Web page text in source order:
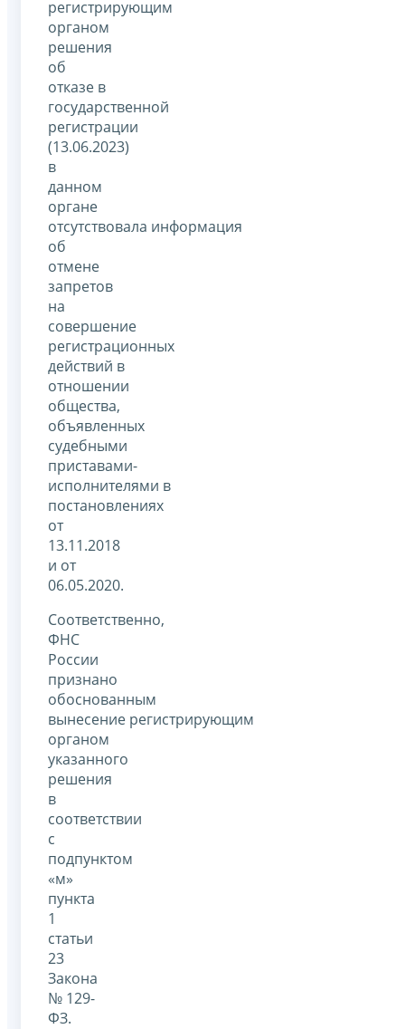
регистрирующим
органом
решения
об
отказе в
государственной
регистрации
(13.06.2023)
в
данном
органе
отсутствовала информация
об
отмене
запретов
на
совершение
регистрационных
действий в
отношении
общества,
объявленных
судебными
приставами-
исполнителями в
постановлениях
от
13.11.2018
и от
06.05.2020.
Соответственно,
ФНС
России
признано
обоснованным
вынесение регистрирующим
органом
указанного
решения
в
соответствии
с
подпунктом
«м»
пункта
1
статьи
23
Закона
№ 129-
ФЗ.